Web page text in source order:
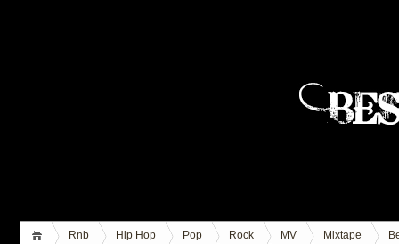
Rnb Hip Hop Pop Rock MV Mixtape